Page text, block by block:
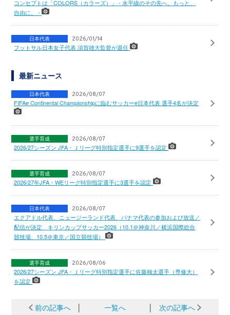
コンセプトは「COLORS（カラーズ）」 - 水平線のその先へ。もっと、
自由に。 -
日本代表 2026/01/14
フットサル日本女子代表 須賀雄大監督が退任
最新ニュース
日本代表 2026/08/07
FIFAe Continental Championshipに臨むサッカーe日本代表 選手4名が決定
選手育成 2026/08/07
2026/27シーズン JFA・Ｊリーグ特別指定選手に9選手を認定
選手育成 2026/08/07
2026/27年JFA・WEリーグ特別指定選手に3選手を認定
日本代表 2026/08/07
エクアドル代表、ニュージーランド代表、パナマ代表の参加および放送／
配信が決定 キリンカップサッカー2026（10.1＠神奈川／横浜国際総合
競技場、10.5＠東京／国立競技場）
選手育成 2026/08/06
2026/27シーズン JFA・Ｊリーグ特別指定選手に佐藤柚太選手（専修大）
を認定
前の記事へ │ 一覧へ │ 次の記事へ